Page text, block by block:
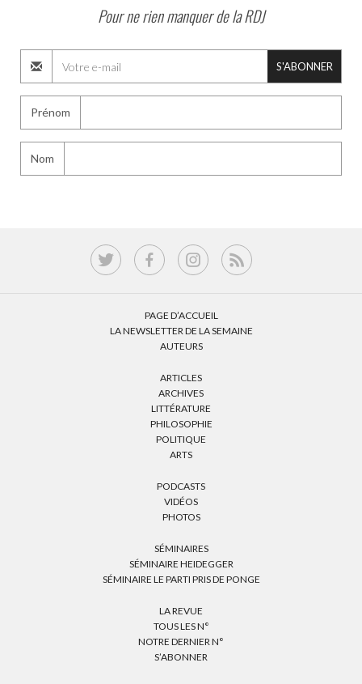
Pour ne rien manquer de la RDJ
S'ABONNER
Prénom
Nom
PAGE D’ACCUEIL
LA NEWSLETTER DE LA SEMAINE
AUTEURS
ARTICLES
ARCHIVES
LITTÉRATURE
PHILOSOPHIE
POLITIQUE
ARTS
PODCASTS
VIDÉOS
PHOTOS
SÉMINAIRES
SÉMINAIRE HEIDEGGER
SÉMINAIRE LE PARTI PRIS DE PONGE
LA REVUE
TOUS LES N°
NOTRE DERNIER N°
S’ABONNER